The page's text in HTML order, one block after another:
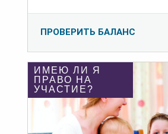
ПРОВЕРИТЬ БАЛАНС
ИМЕЮ ЛИ Я
ПРАВО НА
УЧАСТИЕ?